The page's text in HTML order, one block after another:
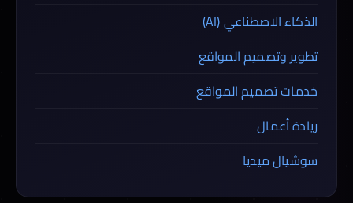
الذكاء الاصطناعي (AI)
تطوير وتصميم المواقع
خدمات تصميم المواقع
ريادة أعمال
سوشيال ميديا